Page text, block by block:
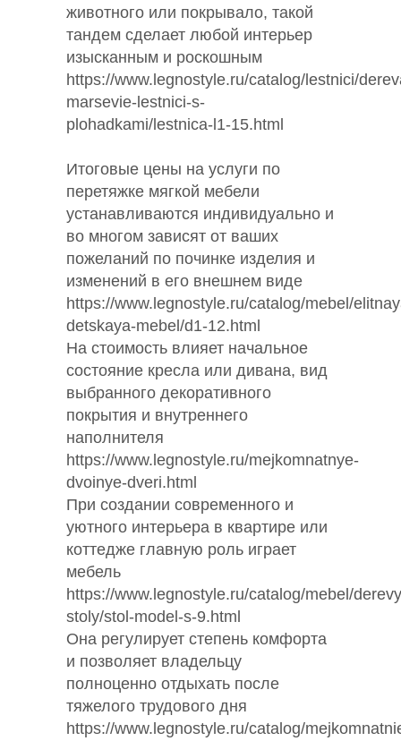
животного или покрывало, такой
тандем сделает любой интерьер
изысканным и роскошным
https://www.legnostyle.ru/catalog/lestnici/
marsevie-lestnici-s-
plohadkami/lestnica-l1-15.html
Итоговые цены на услуги по
перетяжке мягкой мебели
устанавливаются индивидуально и
во многом зависят от ваших
пожеланий по починке изделия и
изменений в его внешнем виде
https://www.legnostyle.ru/catalog/mebel/
detskaya-mebel/d1-12.html
На стоимость влияет начальное
состояние кресла или дивана, вид
выбранного декоративного
покрытия и внутреннего
наполнителя
https://www.legnostyle.ru/mejkomnatnye-
dvoinye-dveri.html
При создании современного и
уютного интерьера в квартире или
коттедже главную роль играет
мебель
https://www.legnostyle.ru/catalog/mebel/
stoly/stol-model-s-9.html
Она регулирует степень комфорта
и позволяет владельцу
полноценно отдыхать после
тяжелого трудового дня
https://www.legnostyle.ru/catalog/